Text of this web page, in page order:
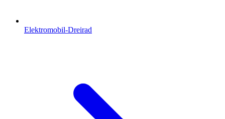
Elektromobil-Dreirad